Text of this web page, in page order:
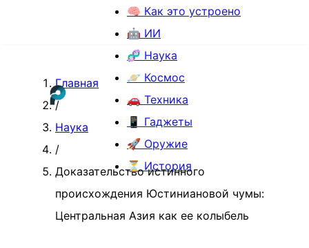
🧠 Как это устроено
🤖 ИИ
🧬 Наука
🪐 Космос
🚗 Техника
📱 Гаджеты
🚀 Оружие
⏳ История
Главная
/
Наука
/
Доказательство истинного
происхождения Юстиниановой чумы:
Центральная Азия как ее колыбель